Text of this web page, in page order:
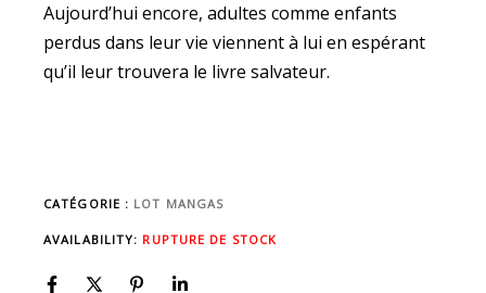
Aujourd’hui encore, adultes comme enfants
perdus dans leur vie viennent à lui en espérant
qu’il leur trouvera le livre salvateur.
CATÉGORIE : LOT MANGAS
AVAILABILITY: RUPTURE DE STOCK